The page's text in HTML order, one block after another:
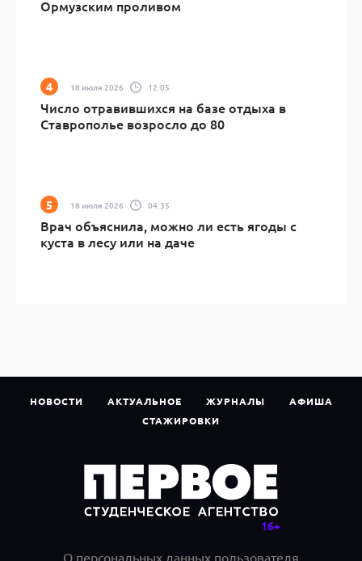
Ормузским проливом
18 июля 2026 12:05
Число отравившихся на базе отдыха в
Ставрополье возросло до 80
18 июля 2026 04:35
Врач объяснила, можно ли есть ягоды с
куста в лесу или на даче
НОВОСТИ АКТУАЛЬНОЕ ЖУРНАЛЫ
АФИША
СТАЖИРОВКИ
О персональных данных пользователя